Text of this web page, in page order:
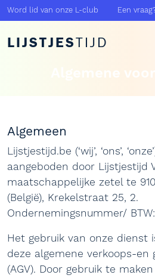
Word lid van onze L-club Een
LIJSTJESTIJD
Algemene
Algemeen
Lijstjestijd.be (‘wij’, ‘ons’,
aangeboden door Lijstjestijd
maatschappelijke zetel te
(België), Krekelstraat 25, 2.
Ondernemingsnummer/
Het gebruik van onze dienst
deze algemene verkoops-en
(AGV). Door gebruik te